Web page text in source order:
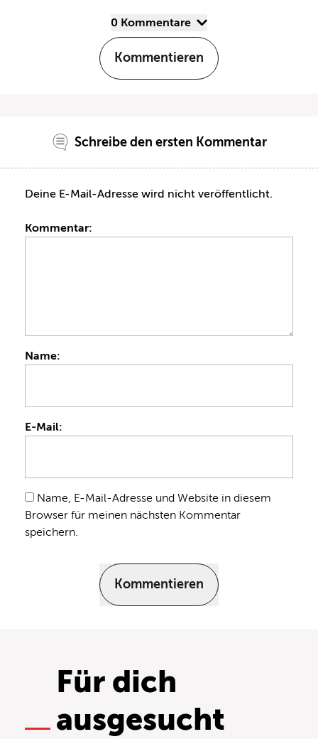
0 Kommentare
Kommentieren
Schreibe den ersten Kommentar
Deine E-Mail-Adresse wird nicht veröffentlicht.
Kommentar:
Name:
E-Mail:
Name, E-Mail-Adresse und Website in diesem
Browser für meinen nächsten Kommentar
speichern.
Kommentieren
Für dich
ausgesucht